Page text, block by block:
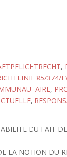
,
85/374/
,
,
DU FAIT
LA NOTION DU